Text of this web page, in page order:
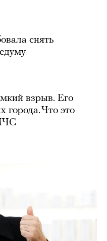
снять
взрыв. Его
города. Что это